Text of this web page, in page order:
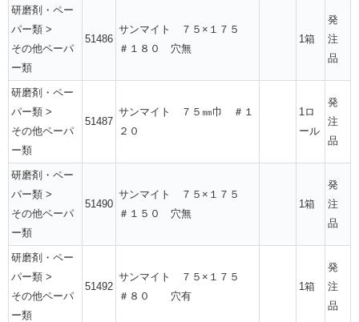
研磨剤・ペー
パー類 >
その他ペーパ
ー類
51486
サンマイト ７５×１７５
＃１８０ 穴無
1箱
発
注
品
研磨剤・ペー
パー類 >
その他ペーパ
ー類
51487
サンマイト ７５㎜巾 ＃１
２０
1ロ
ール
発
注
品
研磨剤・ペー
パー類 >
その他ペーパ
ー類
51490
サンマイト ７５×１７５
＃１５０ 穴無
1箱
発
注
品
研磨剤・ペー
パー類 >
その他ペーパ
ー類
51492
サンマイト ７５×１７５
＃８０ 穴有
1箱
発
注
品